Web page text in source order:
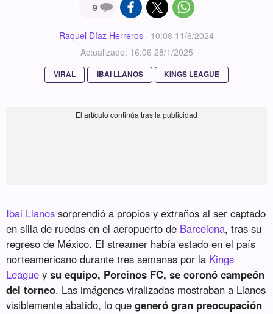
9
Raquel Díaz Herreros · 10:08 11/6/2024
Actualizado: 16:06 28/1/2025
VIRAL IBAI LLANOS KINGS LEAGUE
Ibai Llanos sorprendió a propios y extraños al ser captado
en silla de ruedas en el aeropuerto de Barcelona, tras su
regreso de México. El streamer había estado en el país
norteamericano durante tres semanas por la Kings
League ysu equipo, Porcinos FC, se coronó campeón
del torneo. Las imágenes viralizadas mostraban a Llanos
visiblemente abatido, lo quegeneró gran preocupación